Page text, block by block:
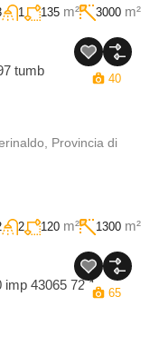
1 135 m² 3000 m²
40
Provincia di
2 120 m² 1300 m²
65